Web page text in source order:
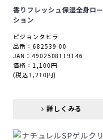
詳しくみる
香りフレッシュ保湿全身ロー
ション
ピジョンタヒラ
品番：682539-00
JAN：4902508119146
価格：1,100円
(税込1,210円)
詳しくみる